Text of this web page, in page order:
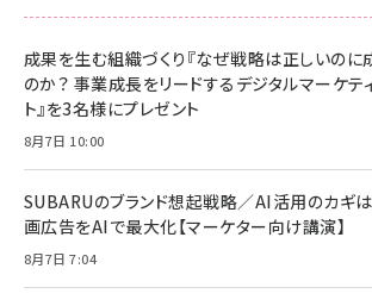
成果を生む組織づくり『なぜ戦略は正しいの
のか？ 事業成長をリードするデジタルマーケテ
ト』を3名様にプレゼント
8月7日 10:00
SUBARUのブランド想起戦略／AI活用のカギは
画広告をAIで最大化【マーケター向け講演】
8月7日 7:04